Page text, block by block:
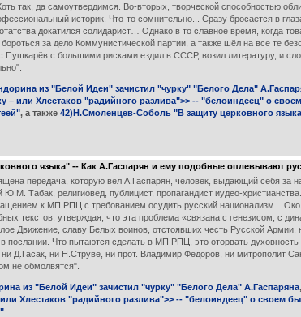
так, да самоутвердимся. Во-вторых, творческой способностью
историк. Что-то сомнительно... Сразу бросается в
докатился солидарист… Однако в то славное время, когда
за дело Коммунистической партии, а также шёл на все те
с большими рисками ездил в СССР, возил литературу, и
из "Белой Идеи" зачистил "чурку" "Белого Дела"
– или Хлестаков "радийного разлива">> -- "белоиндеец" о
, а также 42)Н.Смоленцев-Соболь "В защиту церковного
языка" -- Как А.Гаспарян и ему подобные оплевывают
передача, которую вел А.Гаспарян, человек, выдающий себя за
Табак, религиовед, публицист, пропагандист иудео-
к МП РПЦ с требованием осудить русский национализм...
текстов, утверждая, что эта проблема «связана с генезисом, с
Движение, славу Белых воинов, отстоявших честь Русской
послании. Что пытаются сделать в МП РПЦ, это оторвать духовность
Д.Гасак, ни Н.Струве, ни прот. Владимир Федоров, ни митрополит
не обмолвятся".
из "Белой Идеи" зачистил "чурку" "Белого Дела" А.Гаспаряна
Хлестаков "радийного разлива">> -- "белоиндеец" о своем